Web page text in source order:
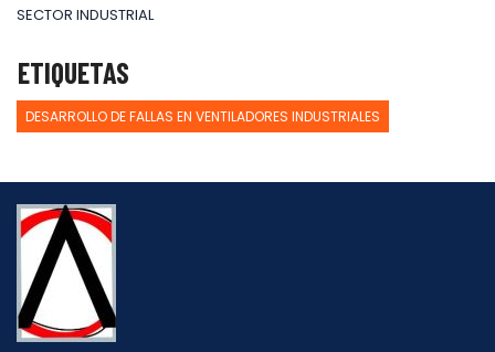
SECTOR INDUSTRIAL
ETIQUETAS
DESARROLLO DE FALLAS EN VENTILADORES INDUSTRIALES